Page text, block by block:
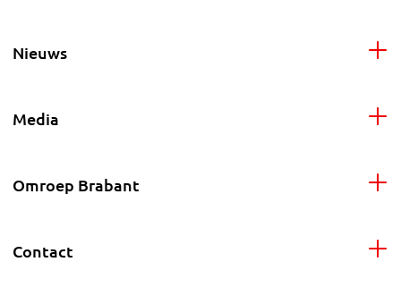
Nieuws
Media
Omroep Brabant
Contact